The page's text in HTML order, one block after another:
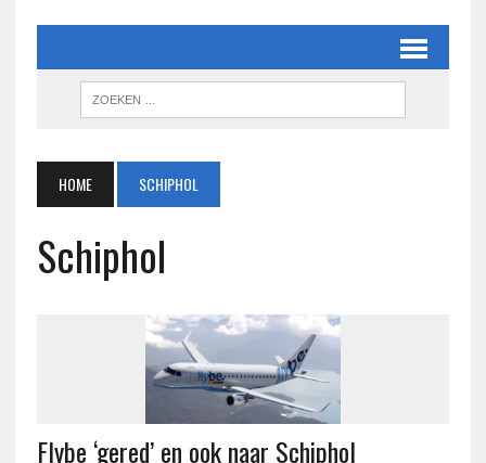
HOME SCHIPHOL
Schiphol
Flybe ‘gered’ en ook naar Schiphol